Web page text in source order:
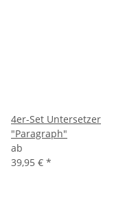
4er-Set Untersetzer
"Paragraph"
ab
39,95 € *